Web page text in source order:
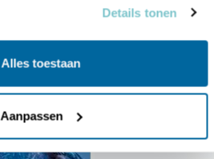
Details tonen
Alles toestaan
Aanpassen